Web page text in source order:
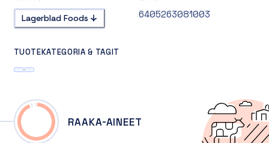
Lagerblad Foods 6405263081003
TUOTEKATEGORIA & TAGIT
RAAKA-AINEET